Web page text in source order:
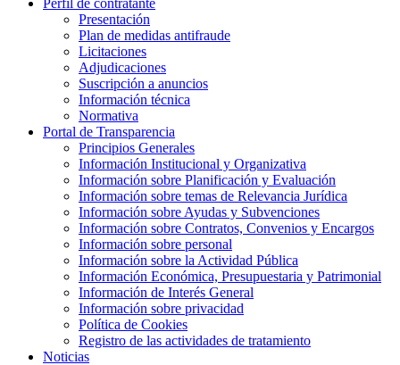
Perfil de contratante
Presentación
Plan de medidas antifraude
Licitaciones
Adjudicaciones
Suscripción a anuncios
Información técnica
Normativa
Portal de Transparencia
Principios Generales
Información Institucional y Organizativa
Información sobre Planificación y Evaluación
Información sobre temas de Relevancia Jurídica
Información sobre Ayudas y Subvenciones
Información sobre Contratos, Convenios y Encargos
Información sobre personal
Información sobre la Actividad Pública
Información Económica, Presupuestaria y Patrimonial
Información de Interés General
Información sobre privacidad
Política de Cookies
Registro de las actividades de tratamiento
Noticias